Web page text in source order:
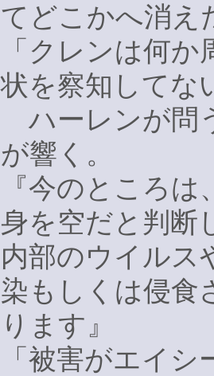
てどこかへ消え
「クレンは何
状を察知してな
ハーレンが問
が響く。
『今のところ
身を空だと判断
内部のウイルス
染もしくは侵食
ります』
「被害がエイ